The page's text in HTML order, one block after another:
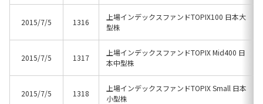
2015/7/5 1316
上場インデックスファンドTOPIX100 日本大
型株
2015/7/5 1317
上場インデックスファンドTOPIX Mid400 日
本中型株
2015/7/5 1318
上場インデックスファンドTOPIX Small 日本
小型株